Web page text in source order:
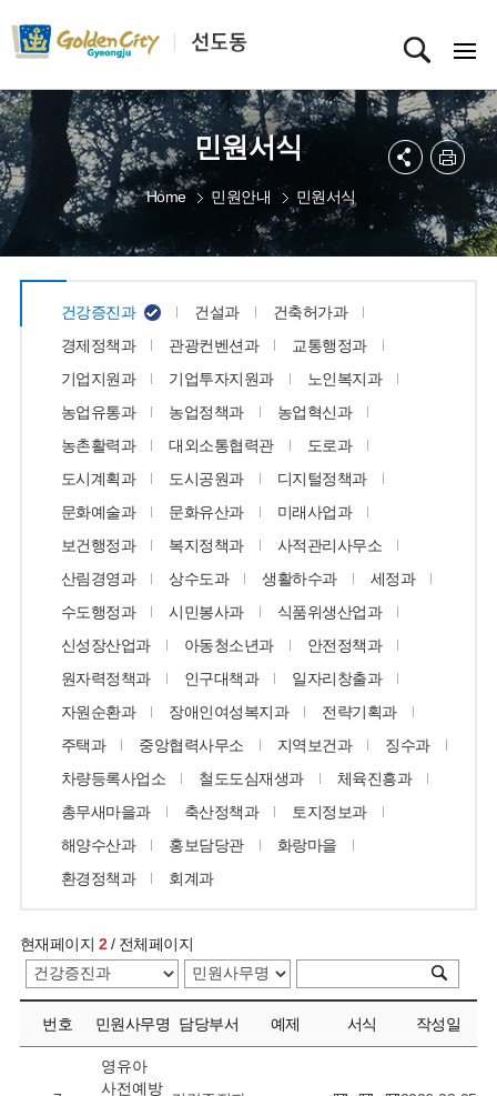
민원서식
Home 민원안내 민원서식
건강증진과 건설과
건축허가과
경제정책과
관광컨벤션과
교통행정과
기업지원과
기업투자지원과
노인복지과
농업유통과
농업정책과
농업혁신과
농촌활력과
대외소통협력관
도로과
도시계획과
도시공원과
디지털정책과
문화예술과
문화유산과
미래사업과
보건행정과
복지정책과
사적관리사무소
산림경영과
상수도과 생활하수과
세정과
수도행정과
시민봉사과
식품위생산업과
신성장산업과
아동청소년과
안전정책과
원자력정책과
인구대책과
일자리창출과
자원순환과
장애인여성복지과
전략기획과
주택과
중앙협력사무소 지역보건과
징수과
차량등록사업소
철도도심재생과
체육진흥과
총무새마을과
축산정책과
토지정보과
해양수산과
홍보담당관
화랑마을
환경정책과
회계과
현재페이지 2/ 전체페이지
번호 민원사무명 담당부서 예제 서식 작성일
영유아
사전예방